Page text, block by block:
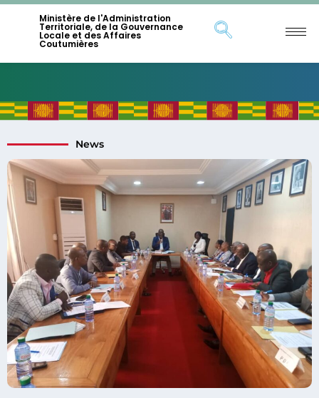
Ministère de l'Administration
Territoriale, de la Gouvernance
Locale et des Affaires
Coutumières
News